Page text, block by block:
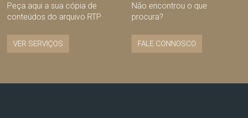
Peça aqui a sua cópia de
conteúdos do arquivo RTP
VER SERVIÇOS
Não encontrou o que
procura?
FALE CONNOSCO